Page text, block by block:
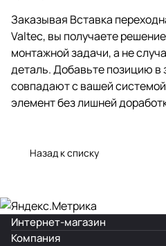
Заказывая Вставка
Valtec, вы получаете
монтажной задачи, а не
деталь. Добавьте позицию в
совпадают с вашей
элемент без лишней
Назад к списку
Интернет-магазин
Компания